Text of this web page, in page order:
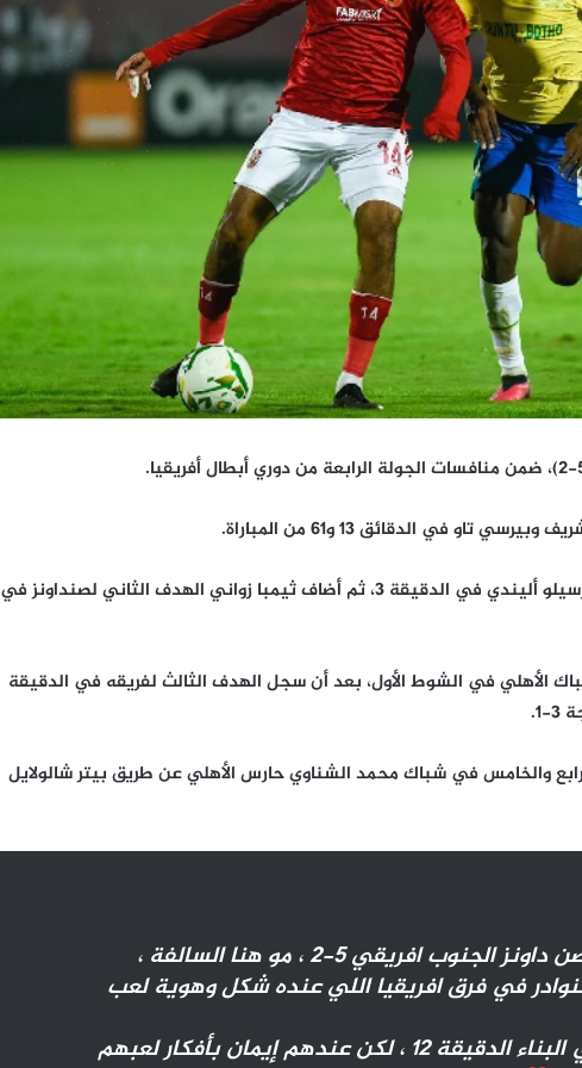
في الدقائق 13 و61 من المباراة.
بينما سجل أهداف صنداونز الخمسة كل من مارسيلو أليندي في الدقيقة 3، ثم أضاف ثيمبا زواني الهدف الثاني لصنداونز في
الأهلي في الشوط الأول، بعد أن سجل الهدف الثالث لفريقه في الدقيقة
والخامس في شباك محمد الشناوي حارس الأهلي عن طريق بيتر شالولايل
الاهلي المصري خسر أمس من صن داونز الجنوب افريقي 5-2 ، مو هنا السالفة ،
في فرق افريقيا اللي عنده شكل وهوية لعب
استقبلوا هدف بخطأ مباشر في البناء الدقيقة 12 ، لكن عندهم إيمان بأفكار لعبهم